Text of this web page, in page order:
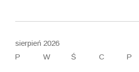
sierpień 2026
P
W Ś C P